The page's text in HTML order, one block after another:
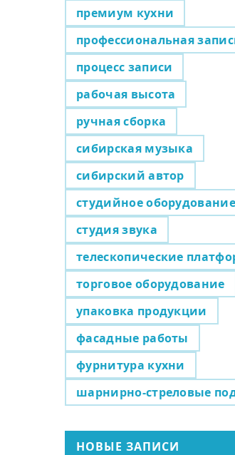
премиум кухни
профессиональная
процесс записи
рабочая высота
ручная сборка
сибирская музыка
сибирский автор
студийное оборудование
студия звука
телескопические
торговое оборудование
упаковка продукции
фасадные работы
фурнитура кухни
шарнирно-стреловые
НОВЫЕ ЗАПИСИ